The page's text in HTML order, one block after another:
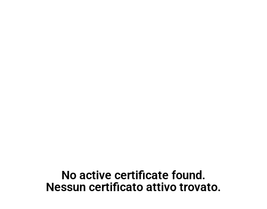
No active certificate found.
Nessun certificato attivo trovato.